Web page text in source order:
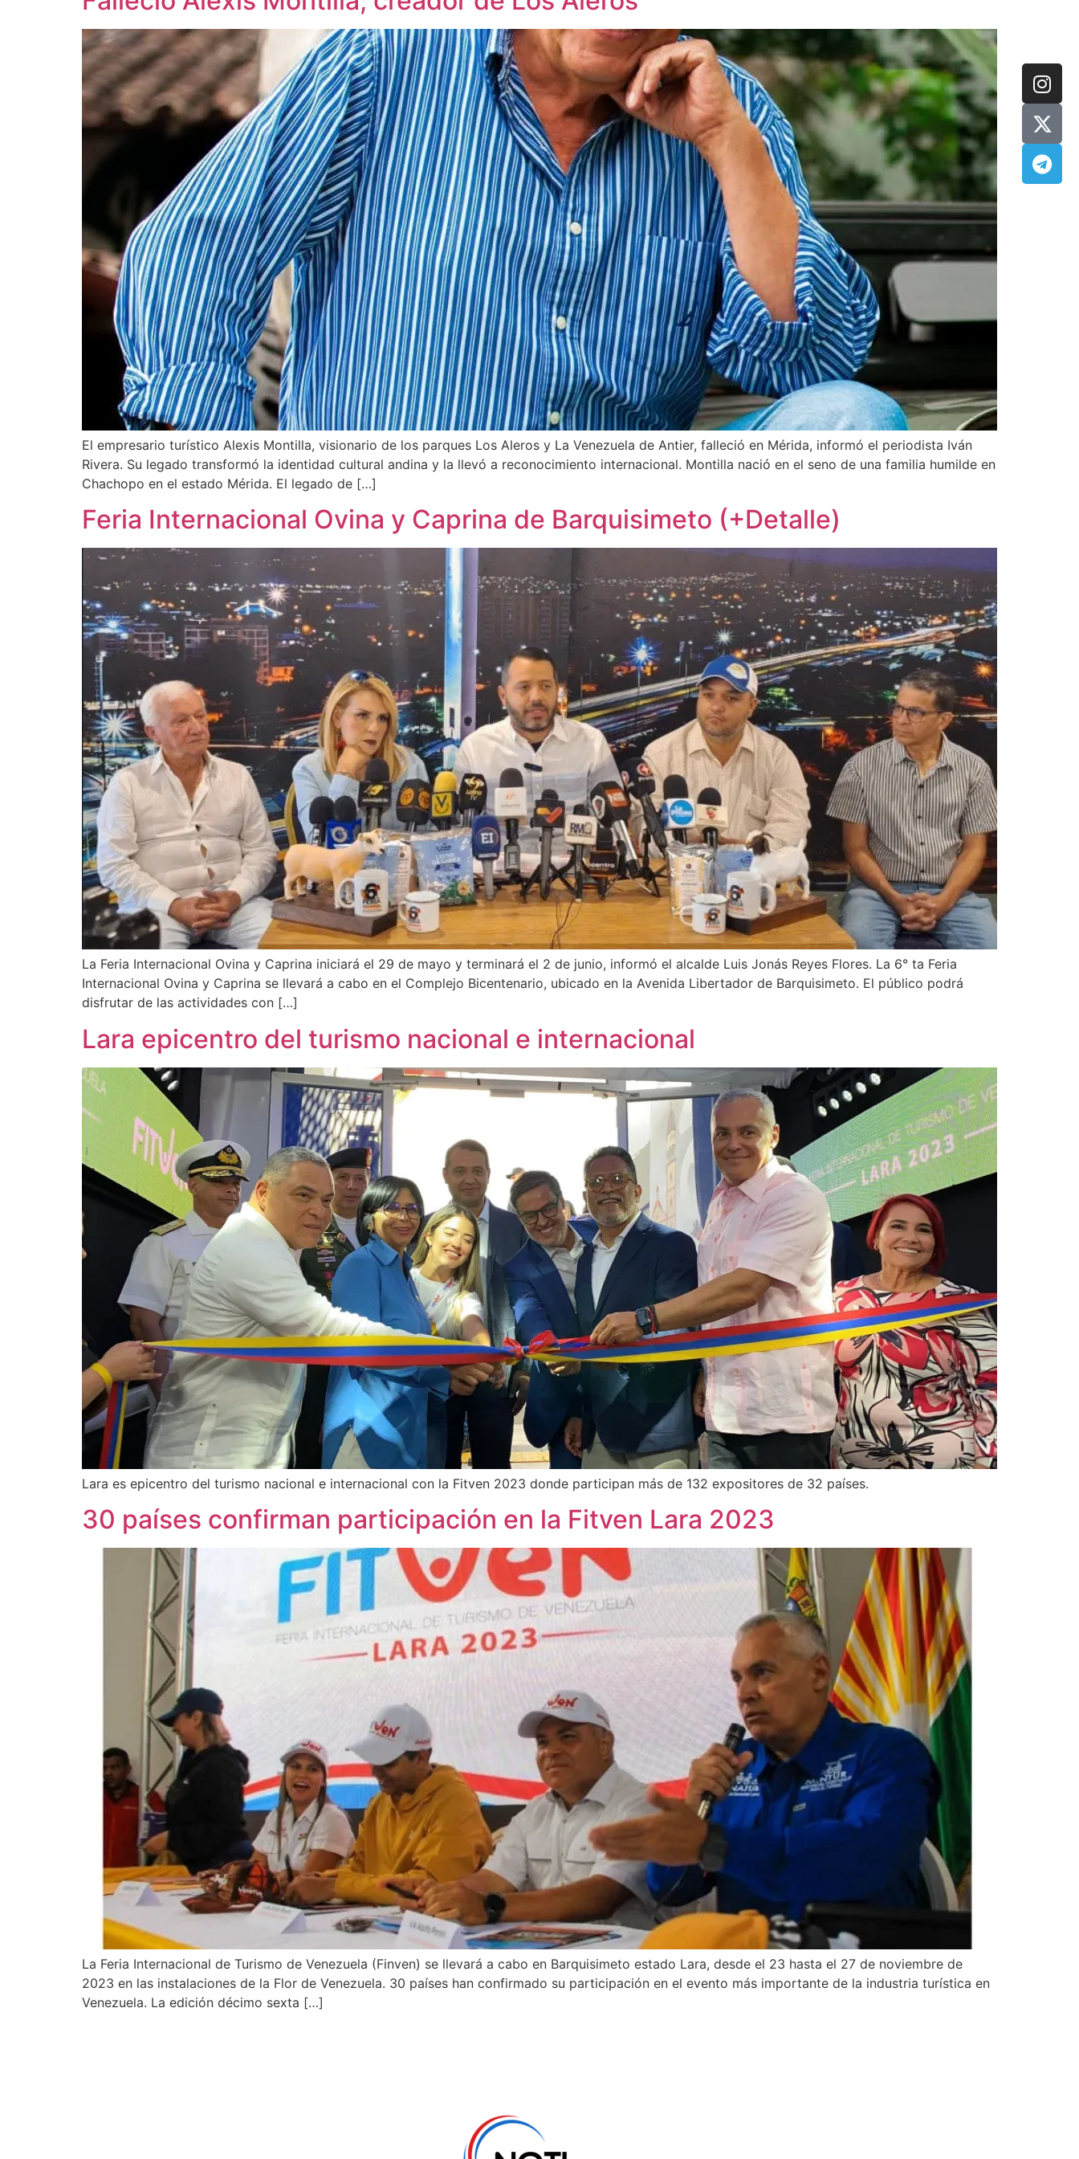
El empresario turístico Alexis Montilla, visionario de los parques Los Aleros y La Venezuela de Antier, falleció en Mérida, informó el periodista Iván
Rivera. Su legado transformó la identidad cultural andina y la llevó a reconocimiento internacional. Montilla nació en el seno de una familia humilde en
Chachopo en el estado Mérida. El legado de […]
Feria Internacional Ovina y Caprina de Barquisimeto (+Detalle)
La Feria Internacional Ovina y Caprina iniciará el 29 de mayo y terminará el 2 de junio, informó el alcalde Luis Jonás Reyes Flores. La 6° ta Feria
Internacional Ovina y Caprina se llevará a cabo en el Complejo Bicentenario, ubicado en la Avenida Libertador de Barquisimeto. El público podrá
disfrutar de las actividades con […]
Lara epicentro del turismo nacional e internacional
Lara es epicentro del turismo nacional e internacional con la Fitven 2023 donde participan más de 132 expositores de 32 países.
30 países confirman participación en la Fitven Lara 2023
La Feria Internacional de Turismo de Venezuela (Finven) se llevará a cabo en Barquisimeto estado Lara, desde el 23 hasta el 27 de noviembre de
2023 en las instalaciones de la Flor de Venezuela. 30 países han confirmado su participación en el evento más importante de la industria turística en
Venezuela. La edición décimo sexta […]